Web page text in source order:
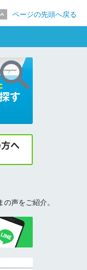
ページの先頭へ戻る
声をご紹介。